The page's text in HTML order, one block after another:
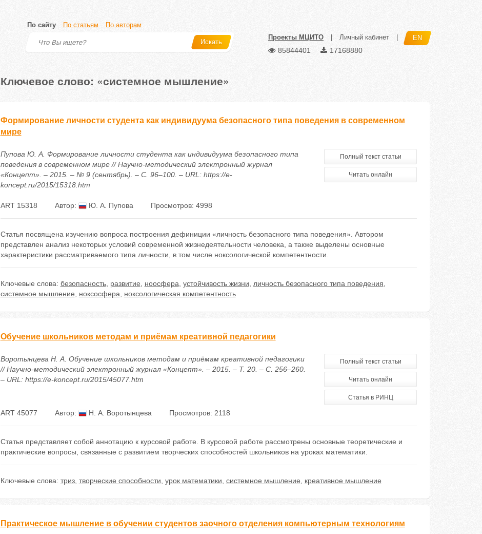
По сайту По статьям По авторам
Искать
Проекты МЦИТО Личный кабинет EN
85844401 17168880
Ключевое слово: «системное мышление»
Формирование личности студента как индивидуума безопасного типа поведения в современном
мире
Пупова Ю. А. Формирование личности студента как индивидуума безопасного типа
поведения в современном мире // Научно-методический электронный журнал
«Концепт». – 2015. – № 9 (сентябрь). – С. 96–100. – URL: https://e-
koncept.ru/2015/15318.htm
Полный текст статьи
Читать онлайн
ART 15318 Автор: Ю. А. Пупова Просмотров: 4998
Статья посвящена изучению вопроса построения дефиниции «личность безопасного типа поведения». Автором
представлен анализ некоторых условий современной жизнедеятельности человека, а также выделены основные
характеристики рассматриваемого типа личности, в том числе ноксологической компетентности.
Ключевые слова: безопасность, развитие ноосфера устойчивость жизни личность безопасного типа поведения
системное мышление
ноксосфера ноксологическая компетентность
Обучение школьников методам и приёмам креативной педагогики
Воротынцева Н. А. Обучение школьников методам и приёмам креативной педагогики
// Научно-методический электронный журнал «Концепт». – 2015. – Т. 20. – С. 256–260.
– URL: https://e-koncept.ru/2015/45077.htm
Полный текст статьи
Читать онлайн
Статья в РИНЦ
ART 45077 Автор: Н. А. Воротынцева Просмотров: 2118
Статья представляет собой аннотацию к курсовой работе. В курсовой работе рассмотрены основные теоретические и
практические вопросы, связанные с развитием творческих способностей школьников на уроках математики.
Ключевые слова: триз, творческие способности урок математики системное мышление креативное мышление
Практическое мышление в обучении студентов заочного отделения компьютерным технологиям